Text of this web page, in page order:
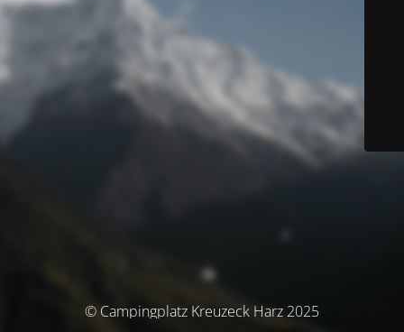
© Campingplatz Kreuzeck Harz 2025